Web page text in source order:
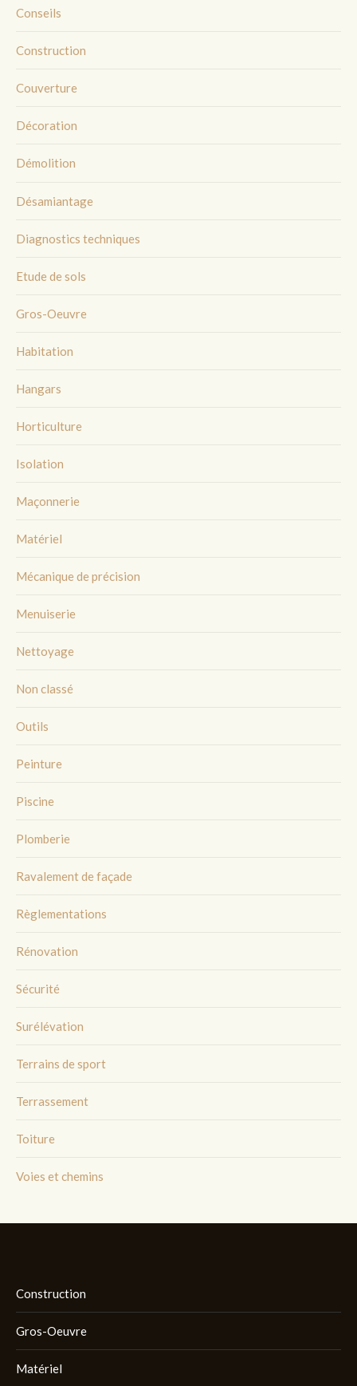
Conseils
Construction
Couverture
Décoration
Démolition
Désamiantage
Diagnostics techniques
Etude de sols
Gros-Oeuvre
Habitation
Hangars
Horticulture
Isolation
Maçonnerie
Matériel
Mécanique de précision
Menuiserie
Nettoyage
Non classé
Outils
Peinture
Piscine
Plomberie
Ravalement de façade
Règlementations
Rénovation
Sécurité
Surélévation
Terrains de sport
Terrassement
Toiture
Voies et chemins
Construction
Gros-Oeuvre
Matériel